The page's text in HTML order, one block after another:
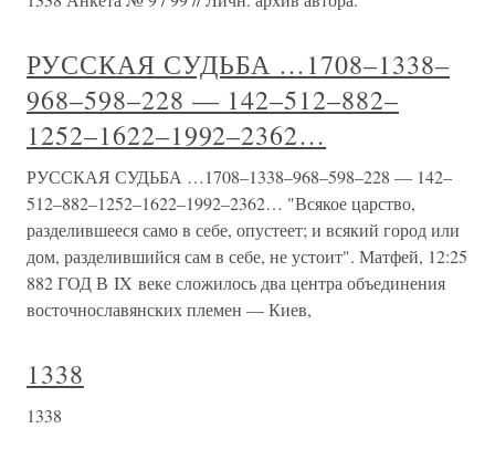
РУССКАЯ СУДЬБА …1708–1338–
968–598–228 — 142–512–882–
1252–1622–1992–2362…
РУССКАЯ СУДЬБА …1708–1338–968–598–228 — 142–
512–882–1252–1622–1992–2362… "Всякое царство,
разделившееся само в себе, опустеет; и всякий город или
дом, разделившийся сам в себе, не устоит". Матфей, 12:25
882 ГОД В IX веке сложилось два центра объединения
восточнославянских племен — Киев,
1338
1338